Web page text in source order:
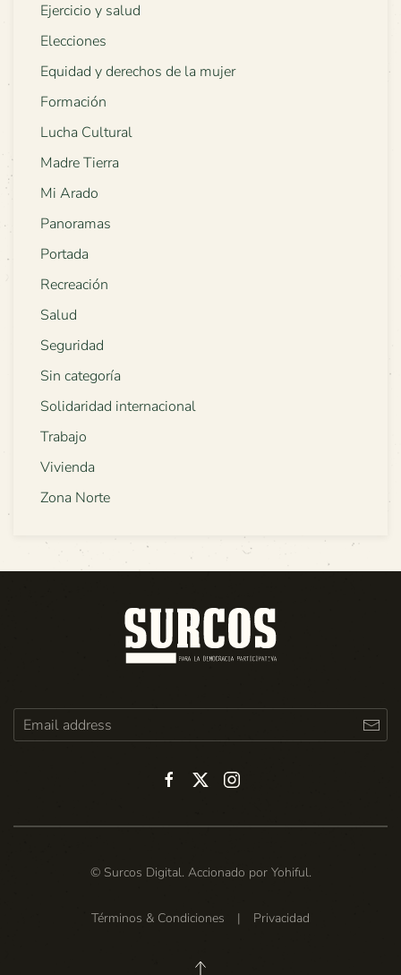
Ejercicio y salud
Elecciones
Equidad y derechos de la mujer
Formación
Lucha Cultural
Madre Tierra
Mi Arado
Panoramas
Portada
Recreación
Salud
Seguridad
Sin categoría
Solidaridad internacional
Trabajo
Vivienda
Zona Norte
© Surcos Digital. Accionado por Yohiful.
Términos & Condiciones | Privacidad